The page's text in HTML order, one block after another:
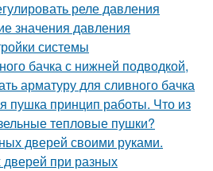
реле давления
значения давления
системы
бачка с нижней подводкой,
арматуру для сливного бачка
пушка принцип работы. Что из
тепловые пушки?
дверей своими руками.
при разных